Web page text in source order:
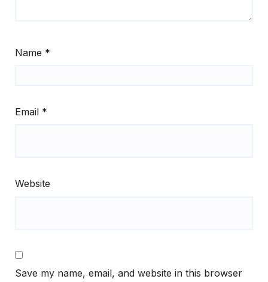
Name *
Email *
Website
Save my name, email, and website in this browser